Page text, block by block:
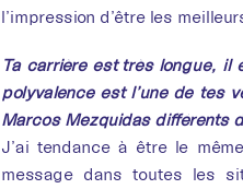
l’impression d’être les
Ta carrière est très longue, il
polyvalence est l’une de tes
Marcos Mezquidas différents
J’ai tendance à être le
message dans toutes les